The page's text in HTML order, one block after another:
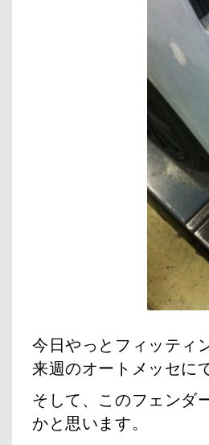
今日やっとフィッティ
来週のオートメッセに
そして、このフェンダ
かと思います。